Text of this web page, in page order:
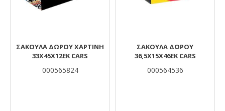
ΣΑΚΟΥΛΑ ΔΩΡΟΥ ΧΑΡΤΙΝΗ
33Χ45Χ12ΕΚ CARS
000565824
ΣΑΚΟΥΛΑ ΔΩΡΟΥ
36,5Χ15Χ46ΕΚ CARS
000564536